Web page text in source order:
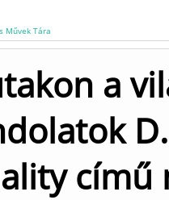
Művek Tára
a
című